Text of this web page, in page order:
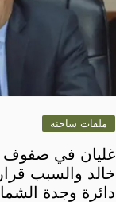
ملفات ساخنة
غليان في صفوف
خالد والسبب
دائرة وجدة